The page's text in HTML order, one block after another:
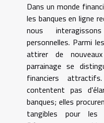
Dans un monde
les banques en ligne
nous
personnelles. Parmi
attirer de
parrainage se
financiers
contentent pas
banques; elles
tangibles pour